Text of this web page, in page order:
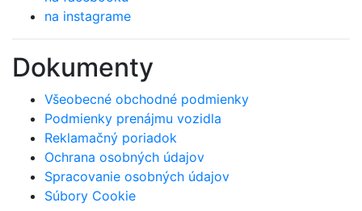
na instagrame
Dokumenty
Všeobecné obchodné podmienky
Podmienky prenájmu vozidla
Reklamačný poriadok
Ochrana osobných údajov
Spracovanie osobných údajov
Súbory Cookie